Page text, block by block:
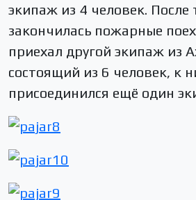
экипаж из 4 человек. После
закончилась пожарные
приехал другой экипаж из
состоящий из 6 человек, к
присоединился ещё один